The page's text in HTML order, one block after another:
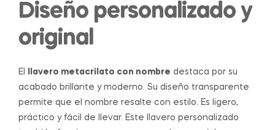
Diseño personalizado y
original
El llavero metacrilato con nombre destaca por su
acabado brillante y moderno. Su diseño transparente
permite que el nombre resalte con estilo. Es ligero,
práctico y fácil de llevar. Este llavero personalizado